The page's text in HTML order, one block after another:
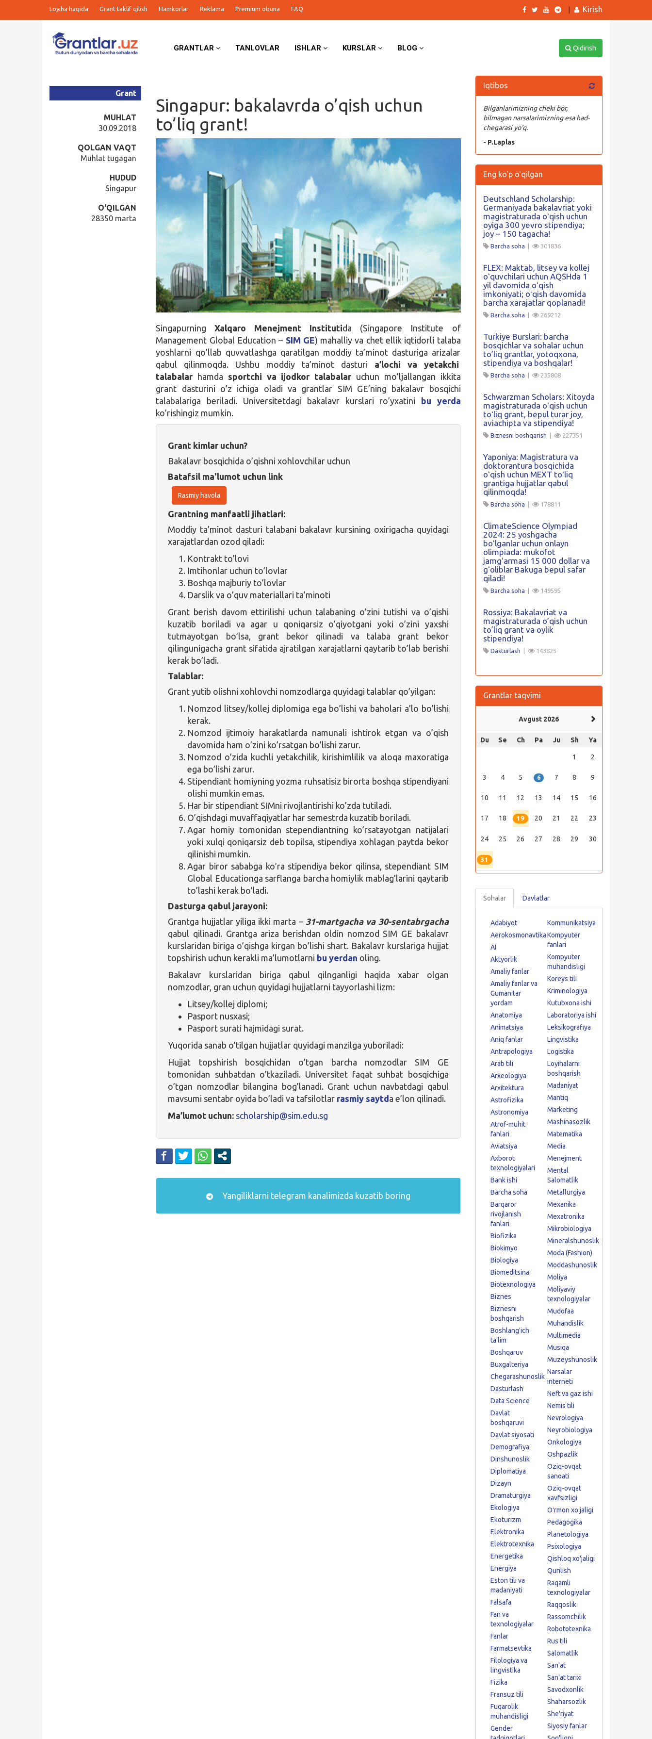
Loyiha haqida Grant taklif qilish Hamkorlar Reklama Premium obuna FAQ Kirish
GRANTLAR TANLOVLAR ISHLAR KURSLAR BLOG Qidirish
Singapur: bakalavrda o’qish uchun
to’liq grant!
Grant
MUHLAT
30.09.2018
QOLGAN VAQT
Muhlat tugagan
HUDUD
Singapur
O'QILGAN
28350 marta
SingapurningXalqaro Menejment Institutida (Singapore Institute of
Management Global Education – SIM GE) mahalliy va chet ellik iqtidorli talaba
yoshlarni qo’llab quvvatlashga qaratilgan moddiy ta’minot dasturiga arizalar
qabul qilinmoqda. Ushbu moddiy ta’minot dasturi a’lochi va yetakchi
talabalar hamda sportchi va ijodkor talabalar uchun mo’ljallangan ikkita
grant dasturini o’z ichiga oladi va grantlar SIM GE’ning bakalavr bosqichi
talabalariga beriladi. Universitetdagi bakalavr kurslari ro’yxatini bu yerda
ko’rishingiz mumkin.
Grant kimlar uchun?
Bakalavr bosqichida o’qishni xohlovchilar uchun
Batafsil ma'lumot uchun link
Rasmiy havola
Grantning manfaatli jihatlari:
Moddiy ta’minot dasturi talabani bakalavr kursining oxirigacha quyidagi
xarajatlardan ozod qiladi:
Kontrakt to’lovi
Imtihonlar uchun to’lovlar
Boshqa majburiy to’lovlar
Darslik va o’quv materiallari ta’minoti
Grant berish davom ettirilishi uchun talabaning o’zini tutishi va o’qishi
kuzatib boriladi va agar u qoniqarsiz o’qiyotgani yoki o’zini yaxshi
tutmayotgan bo’lsa, grant bekor qilinadi va talaba grant bekor
qilingunigacha grant sifatida ajratilgan xarajatlarni qaytarib to’lab berishi
kerak bo’ladi.
Talablar:
Grant yutib olishni xohlovchi nomzodlarga quyidagi talablar qo’yilgan:
Nomzod litsey/kollej diplomiga ega bo’lishi va baholari a’lo bo’lishi
kerak.
Nomzod ijtimoiy harakatlarda namunali ishtirok etgan va o’qish
davomida ham o’zini ko’rsatgan bo’lishi zarur.
Nomzod o’zida kuchli yetakchilik, kirishimlilik va aloqa maxoratiga
ega bo’lishi zarur.
Stipendiant homiyning yozma ruhsatisiz birorta boshqa stipendiyani
olishi mumkin emas.
Har bir stipendiant SIMni rivojlantirishi ko’zda tutiladi.
O’qishdagi muvaffaqiyatlar har semestrda kuzatib boriladi.
Agar homiy tomonidan stependiantning ko’rsatayotgan natijalari
yoki xulqi qoniqarsiz deb topilsa, stipendiya xohlagan paytda bekor
qilinishi mumkin.
Agar biror sababga ko’ra stipendiya bekor qilinsa, stependiant SIM
Global Educationga sarflanga barcha homiylik mablag’larini qaytarib
to’lashi kerak bo’ladi.
Dasturga qabul jarayoni:
Grantga hujjatlar yiliga ikki marta – 31-martgacha va 30-sentabrgacha
qabul qilinadi. Grantga ariza berishdan oldin nomzod SIM GE bakalavr
kurslaridan biriga o’qishga kirgan bo’lishi shart. Bakalavr kurslariga hujjat
topshirish uchun kerakli ma’lumotlarni bu yerdan oling.
Bakalavr kurslaridan biriga qabul qilnganligi haqida xabar olgan
nomzodlar, gran uchun quyidagi hujjatlarni tayyorlashi lizm:
Litsey/kollej diplomi;
Pasport nusxasi;
Pasport surati hajmidagi surat.
Yuqorida sanab o’tilgan hujjatlar quyidagi manzilga yuboriladi:
Hujjat topshirish bosqichidan o’tgan barcha nomzodlar SIM GE
tomonidan suhbatdan o’tkaziladi. Universitet faqat suhbat bosqichiga
o’tgan nomzodlar bilangina bog’lanadi. Grant uchun navbatdagi qabul
mavsumi sentabr oyida bo’ladi va tafsilotlar rasmiy saytda e’lon qilinadi.
Ma’lumot uchun: scholarship@sim.edu.sg
Yangiliklarni telegram kanalimizda kuzatib boring
Iqtibos
Bilganlarimizning cheki bor,
bilmagan narsalarimizning esa had-
chegarasi yo‘q.
- P.Laplas
Eng ko'p o'qilgan
Deutschland Scholarship:
Germaniyada bakalavriat yoki
magistraturada oʻqish uchun
oyiga 300 yevro stipendiya;
joy – 150 tagacha!
Barcha soha 301836
FLEX: Maktab, litsey va kollej
oʻquvchilari uchun AQSHda 1
yil davomida oʻqish
imkoniyati; oʻqish davomida
barcha xarajatlar qoplanadi!
Barcha soha 269212
Turkiye Burslari: barcha
bosqichlar va sohalar uchun
to’liq grantlar, yotoqxona,
stipendiya va boshqalar!
Barcha soha 235808
Schwarzman Scholars: Xitoyda
magistraturada oʻqish uchun
toʻliq grant, bepul turar joy,
aviachipta va stipendiya!
Biznesni boshqarish 227351
Yaponiya: Magistratura va
doktorantura bosqichida
oʻqish uchun MEXT toʻliq
grantiga hujjatlar qabul
qilinmoqda!
Barcha soha 178811
ClimateScience Olympiad
2024: 25 yoshgacha
boʻlganlar uchun onlayn
olimpiada: mukofot
jamgʻarmasi 15 000 dollar va
gʻoliblar Bakuga bepul safar
qiladi!
Barcha soha 149595
Rossiya: Bakalavriat va
magistraturada o’qish uchun
to’liq grant va oylik
stipendiya!
Dasturlash 143825
Grantlar taqvimi
Avgust 2026
Du Se Ch Pa Ju Sh Ya
1 2
3 4 5 6 7 8 9
10 11 12 13 14 15 16
17 18 19 20 21 22 23
24 25 26 27 28 29 30
31
Sohalar Davlatlar
Adabiyot
Aerokosmonavtika
AI
Aktyorlik
Amaliy fanlar
Amaliy fanlar va
Gumanitar
yordam
Anatomiya
Animatsiya
Aniq fanlar
Antrapologiya
Arab tili
Arxeologiya
Arxitektura
Astrofizika
Astronomiya
Atrof-muhit
fanlari
Aviatsiya
Axborot
texnologiyalari
Bank ishi
Barcha soha
Barqaror
rivojlanish
fanlari
Biofizika
Biokimyo
Biologiya
Biomeditsina
Biotexnologiya
Biznes
Biznesni
boshqarish
Boshlang'ich
ta'lim
Boshqaruv
Buxgalteriya
Chegarashunoslik
Dasturlash
Data Science
Davlat
boshqaruvi
Davlat siyosati
Demografiya
Dinshunoslik
Diplomatiya
Dizayn
Dramaturgiya
Ekologiya
Ekoturizm
Elektronika
Elektrotexnika
Energetika
Energiya
Eston tili va
madaniyati
Falsafa
Fan va
texnologiyalar
Fanlar
Farmatsevtika
Filologiya va
lingvistika
Fizika
Fransuz tili
Fuqarolik
muhandisligi
Gender
Kommunikatsiya
Kompyuter
fanlari
Kompyuter
muhandisligi
Koreys tili
Kriminologiya
Kutubxona ishi
Laboratoriya ishi
Leksikografiya
Lingvistika
Logistika
Loyihalarni
boshqarish
Madaniyat
Mantiq
Marketing
Mashinasozlik
Matematika
Media
Menejment
Mental
Salomatlik
Metallurgiya
Mexanika
Mexatronika
Mikrobiologiya
Mineralshunoslik
Moda (Fashion)
Moddashunoslik
Moliya
Moliyaviy
texnologiyalar
Mudofaa
Muhandislik
Multimedia
Musiqa
Muzeyshunoslik
Narsalar
interneti
Neft va gaz ishi
Nemis tili
Nevrologiya
Neyrobiologiya
Onkologiya
Oshpazlik
Oziq-ovqat
sanoati
Oziq-ovqat
xavfsizligi
Oʻrmon xoʻjaligi
Pedagogika
Planetologiya
Psixologiya
Qishloq xo'jaligi
Qurilish
Raqamli
texnologiyalar
Raqqoslik
Rassomchilik
Robototexnika
Rus tili
Salomatlik
San'at
San'at tarixi
Savodxonlik
Shaharsozlik
She'riyat
Siyosiy fanlar